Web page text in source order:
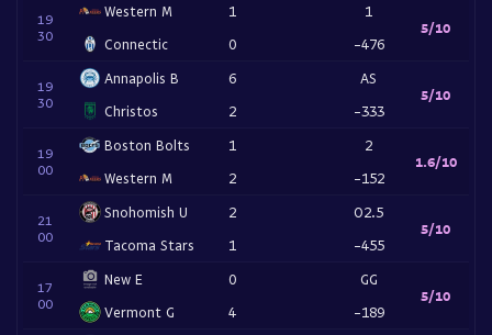
19
30
Western M
Connectic
1
0
1
-476
5/10
19
30
Annapolis B
Christos
6
2
AS
-333
5/10
19
00
Boston Bolts
Western M
1
2
2
-152
1.6/10
21
00
Snohomish U
Tacoma Stars
2
1
O2.5
-455
5/10
17
00
New E
Vermont G
0
4
GG
-189
5/10